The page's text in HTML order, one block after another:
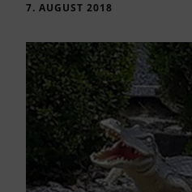
7. AUGUST 2018